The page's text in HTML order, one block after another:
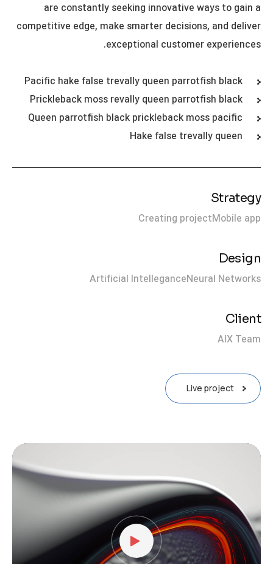
نمایشگر
are constantly seeking innovative ways to gain a
competitive edge, make smarter decisions, and deliver
exceptional customer experiences.
Pacific hake false trevally queen parrotfish black
Prickleback moss revally queen parrotfish black
Queen parrotfish black prickleback moss pacific
Hake false trevally queen
Strategy
Creating projectMobile app
Design
Artificial IntelleganceNeural Networks
Client
AIX Team
Live project